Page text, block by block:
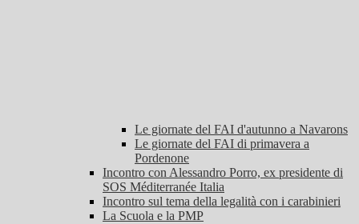
Le giornate del FAI d'autunno a Navarons
Le giornate del FAI di primavera a
Pordenone
Incontro con Alessandro Porro, ex presidente di
SOS Méditerranée Italia
Incontro sul tema della legalità con i carabinieri
La Scuola e la PMP